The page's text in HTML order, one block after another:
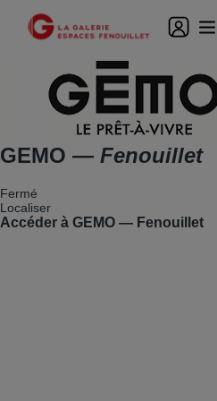
GEMO — Fenouillet
Fermé
Localiser
Accéder à GEMO — Fenouillet